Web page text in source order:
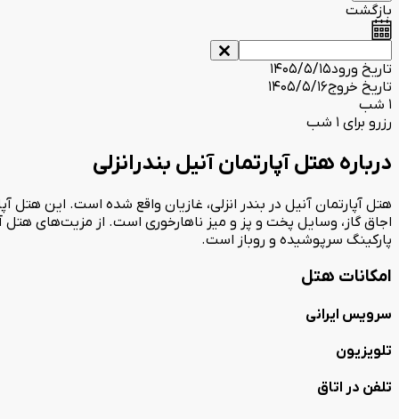
بازگشت
تاریخ ورود1405/5/15
تاریخ خروج1405/5/16
1 شب
رزرو برای 1 شب
درباره هتل آپارتمان آنیل بندرانزلی
اجاق گاز، وسایل پخت و پز و میز ناهارخوری است. از مزیت‌های هتل
پارکینگ سرپوشیده و روباز است.
امکانات هتل
سرویس ایرانی
تلویزیون
تلفن در اتاق